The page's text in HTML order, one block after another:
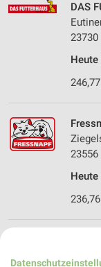
DAS
ZOO